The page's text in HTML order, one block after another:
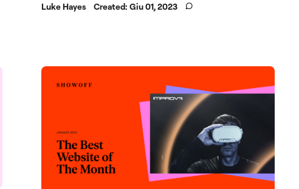
Luke Hayes Created: Giu 01, 2023